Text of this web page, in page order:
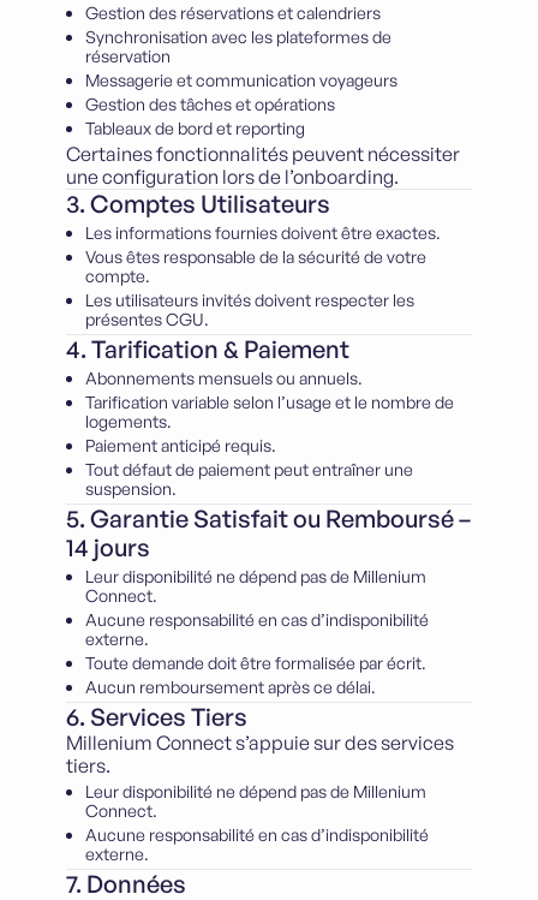
Gestion des réservations et calendriers
Synchronisation avec les plateformes de
réservation
Messagerie et communication voyageurs
Gestion des tâches et opérations
Tableaux de bord et reporting
Certaines fonctionnalités peuvent nécessiter
une configuration lors de l’onboarding.
3. Comptes Utilisateurs
Les informations fournies doivent être exactes.
Vous êtes responsable de la sécurité de votre
compte.
Les utilisateurs invités doivent respecter les
présentes CGU.
4. Tarification & Paiement
Abonnements mensuels ou annuels.
Tarification variable selon l’usage et le nombre de
logements.
Paiement anticipé requis.
Tout défaut de paiement peut entraîner une
suspension.
5. Garantie Satisfait ou Remboursé –
14 jours
Leur disponibilité ne dépend pas de Millenium
Connect.
Aucune responsabilité en cas d’indisponibilité
externe.
Toute demande doit être formalisée par écrit.
Aucun remboursement après ce délai.
6. Services Tiers
Millenium Connect s’appuie sur des services
tiers.
Leur disponibilité ne dépend pas de Millenium
Connect.
Aucune responsabilité en cas d’indisponibilité
externe.
7. Données